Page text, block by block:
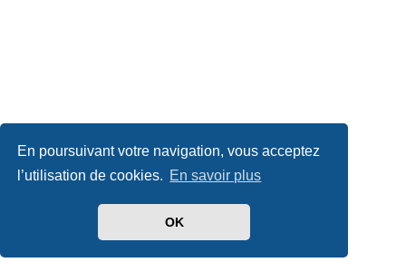
En poursuivant votre navigation, vous acceptez
l’utilisation de cookies. En savoir plus
OK